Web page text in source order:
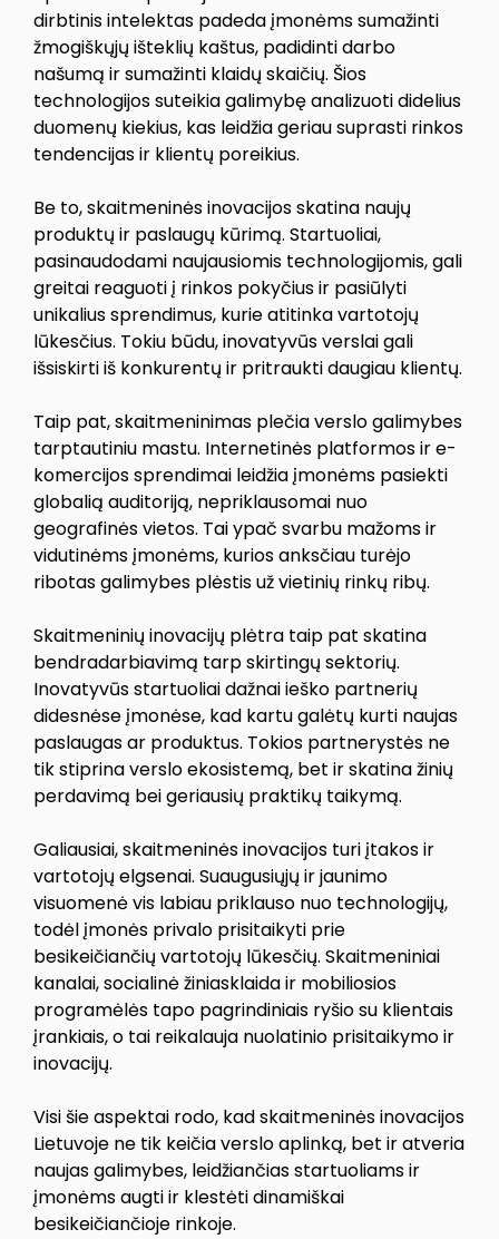
dirbtinis intelektas padeda įmonėms sumažinti
žmogiškųjų išteklių kaštus, padidinti darbo
našumą ir sumažinti klaidų skaičių. Šios
technologijos suteikia galimybę analizuoti didelius
duomenų kiekius, kas leidžia geriau suprasti rinkos
tendencijas ir klientų poreikius.
Be to, skaitmeninės inovacijos skatina naujų
produktų ir paslaugų kūrimą. Startuoliai,
pasinaudodami naujausiomis technologijomis, gali
greitai reaguoti į rinkos pokyčius ir pasiūlyti
unikalius sprendimus, kurie atitinka vartotojų
lūkesčius. Tokiu būdu, inovatyvūs verslai gali
išsiskirti iš konkurentų ir pritraukti daugiau klientų.
Taip pat, skaitmeninimas plečia verslo galimybes
tarptautiniu mastu. Internetinės platformos ir e-
komercijos sprendimai leidžia įmonėms pasiekti
globalią auditoriją, nepriklausomai nuo
geografinės vietos. Tai ypač svarbu mažoms ir
vidutinėms įmonėms, kurios anksčiau turėjo
ribotas galimybes plėstis už vietinių rinkų ribų.
Skaitmeninių inovacijų plėtra taip pat skatina
bendradarbiavimą tarp skirtingų sektorių.
Inovatyvūs startuoliai dažnai ieško partnerių
didesnėse įmonėse, kad kartu galėtų kurti naujas
paslaugas ar produktus. Tokios partnerystės ne
tik stiprina verslo ekosistemą, bet ir skatina žinių
perdavimą bei geriausių praktikų taikymą.
Galiausiai, skaitmeninės inovacijos turi įtakos ir
vartotojų elgsenai. Suaugusiųjų ir jaunimo
visuomenė vis labiau priklauso nuo technologijų,
todėl įmonės privalo prisitaikyti prie
besikeičiančių vartotojų lūkesčių. Skaitmeniniai
kanalai, socialinė žiniasklaida ir mobiliosios
programėlės tapo pagrindiniais ryšio su klientais
įrankiais, o tai reikalauja nuolatinio prisitaikymo ir
inovacijų.
Visi šie aspektai rodo, kad skaitmeninės inovacijos
Lietuvoje ne tik keičia verslo aplinką, bet ir atveria
naujas galimybes, leidžiančias startuoliams ir
įmonėms augti ir klestėti dinamiškai
besikeičiančioje rinkoje.